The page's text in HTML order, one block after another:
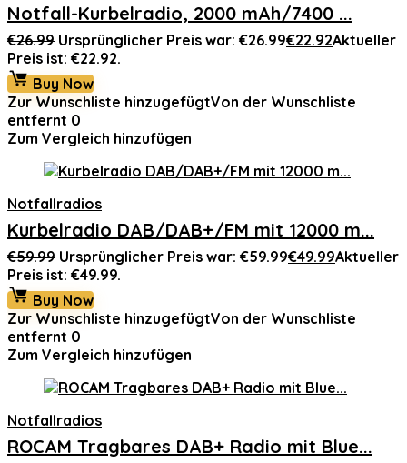
Notfall-Kurbelradio, 2000 mAh/7400 ...
€26.99 Ursprünglicher Preis war: €26.99€22.92Aktueller
Preis ist: €22.92.
Buy Now
Zur Wunschliste hinzugefügtVon der Wunschliste
entfernt 0
Zum Vergleich hinzufügen
Notfallradios
Kurbelradio DAB/DAB+/FM mit 12000 m...
€59.99 Ursprünglicher Preis war: €59.99€49.99Aktueller
Preis ist: €49.99.
Buy Now
Zur Wunschliste hinzugefügtVon der Wunschliste
entfernt 0
Zum Vergleich hinzufügen
Notfallradios
ROCAM Tragbares DAB+ Radio mit Blue...